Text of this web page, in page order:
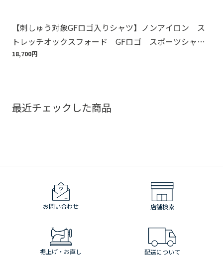
【刺しゅう対象GFロゴ入りシャツ】ノンアイロン ス
トレッチオックスフォード GFロゴ スポーツシャ
ツ Regular Fit
18,700円
最近チェックした商品
お問い合わせ 店舗検索
裾上げ・お直し 配送について